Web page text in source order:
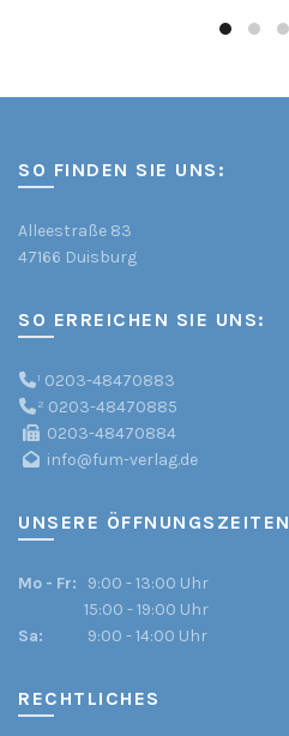
SO FINDEN SIE UNS:
Alleestraße 83
47166 Duisburg
SO ERREICHEN SIE UNS:
¹ 0203-48470883
² 0203-48470885
0203-48470884
info@fum-verlag.de
UNSERE ÖFFNUNGSZEITEN
Mo - Fr:
9:00 - 13:00 Uhr
15:00 - 19:00 Uhr
Sa:
9:00 - 14:00 Uhr
RECHTLICHES